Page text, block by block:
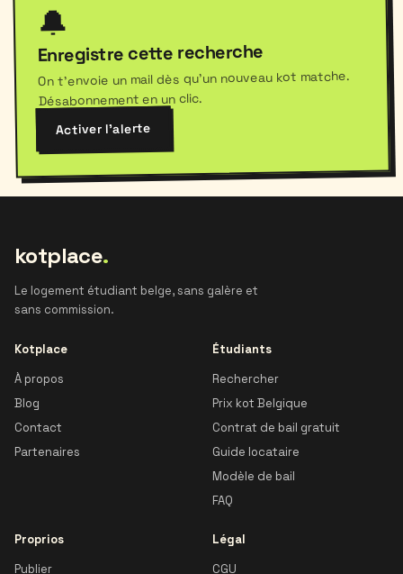
🔔
Enregistre cette recherche
On t'envoie un mail dès qu'un nouveau kot matche.
Désabonnement en un clic.
Activer l'alerte
kotplace.
Le logement étudiant belge, sans galère et
sans commission.
Kotplace
À propos
Blog
Contact
Partenaires
Étudiants
Rechercher
Prix kot Belgique
Contrat de bail gratuit
Guide locataire
Modèle de bail
FAQ
Proprios
Publier
Légal
CGU